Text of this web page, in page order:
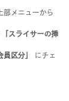
部メニューから
スライサーの挿
員区分」
にチェ